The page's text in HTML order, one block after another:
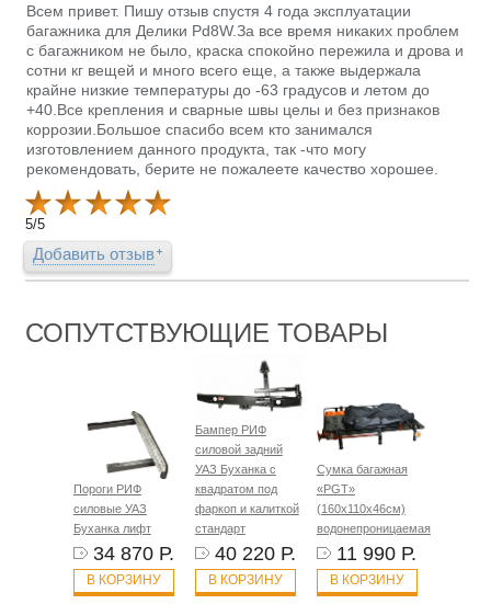
Всем привет. Пишу отзыв спустя 4 года эксплуатации
багажника для Делики Pd8W.За все время никаких проблем
с багажником не было, краска спокойно пережила и дрова и
сотни кг вещей и много всего еще, а также выдержала
крайне низкие температуры до -63 градусов и летом до
+40.Все крепления и сварные швы целы и без признаков
коррозии.Большое спасибо всем кто занимался
изготовлением данного продукта, так -что могу
рекомендовать, берите не пожалеете качество хорошее.
5/5
Добавить отзыв
СОПУТСТВУЮЩИЕ ТОВАРЫ
Пороги РИФ
силовые УАЗ
Буханка лифт
34 870 Р.
В КОРЗИНУ
Бампер РИФ
силовой задний
УАЗ Буханка с
квадратом под
фаркоп и калиткой
стандарт
40 220 Р.
В КОРЗИНУ
Сумка багажная
«PGT»
(160х110х46см)
водонепроницаемая
11 990 Р.
В КОРЗИНУ